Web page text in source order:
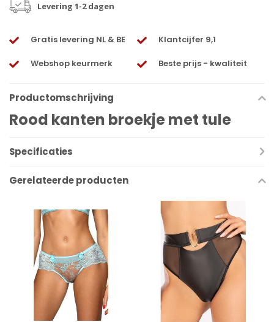
Levering 1-2 dagen
Gratis levering NL & BE Klantcijfer 9,1
Webshop keurmerk Beste prijs - kwaliteit
Productomschrijving
Rood kanten broekje met tule
Specificaties
Gerelateerde producten